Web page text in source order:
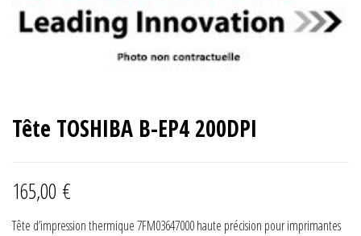
Tête TOSHIBA B-EP4 200DPI
165,00 €
Tête d’impression thermique 7FM03647000 haute précision pour imprimantes